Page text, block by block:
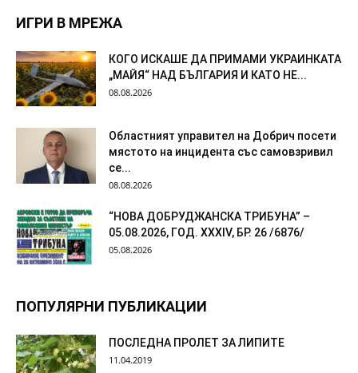
ИГРИ В МРЕЖА
КОГО ИСКАШЕ ДА ПРИМАМИ УКРАИНКАТА
„МАЙЯ“ НАД БЪЛГАРИЯ И КАТО НЕ...
08.08.2026
Областният управител на Добрич посети
мястото на инцидента със самовзривил
се...
08.08.2026
“НОВА ДОБРУДЖАНСКА ТРИБУНА” –
05.08.2026, ГОД. XXХIV, БР. 26 /6876/
05.08.2026
ПОПУЛЯРНИ ПУБЛИКАЦИИ
ПОСЛЕДНА ПРОЛЕТ ЗА ЛИПИТЕ
11.04.2019